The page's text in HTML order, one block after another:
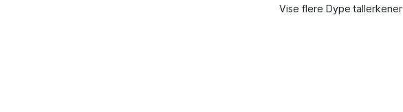
Vise flere Dype tallerkener